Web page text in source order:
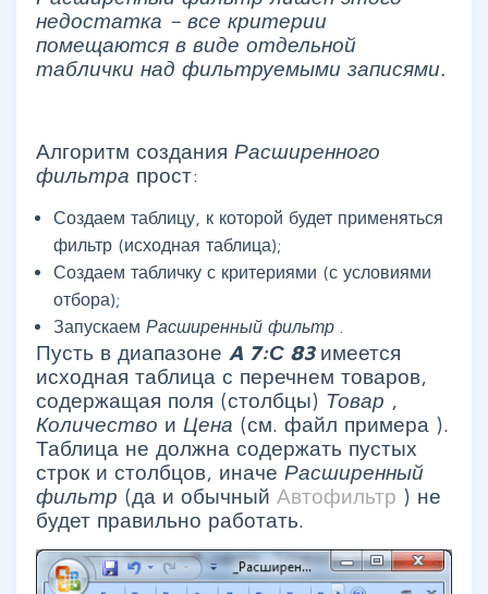
недостатка – все критерии
помещаются в виде отдельной
таблички над фильтруемыми записями.
Алгоритм создания Расширенного
фильтра прост:
Создаем таблицу, к которой будет применяться
фильтр (исходная таблица);
Создаем табличку с критериями (с условиями
отбора);
Запускаем Расширенный фильтр
Пусть в диапазоне A 7:С 83 имеется
исходная таблица с перечнем товаров,
содержащая поля (столбцы) Товар ,
Количество и Цена (см. файл примера ).
Таблица не должна содержать пустых
строк и столбцов, иначе Расширенный
фильтр (да и обычный Автофильтр ) не
будет правильно работать.